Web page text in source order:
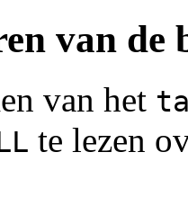
van de
van het
te lezen